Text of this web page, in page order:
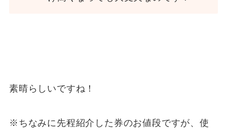
素晴らしいですね！
※ちなみに先程紹介した券のお値段ですが、使